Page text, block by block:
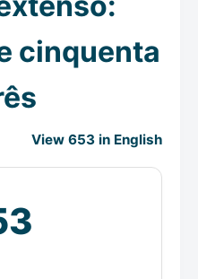
cinquenta
View 653 in English